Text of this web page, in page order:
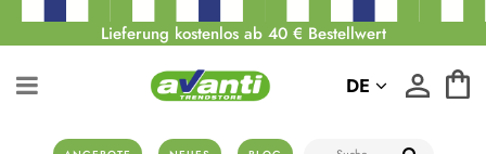
Lieferung kostenlos ab 40 € Bestellwert
DE